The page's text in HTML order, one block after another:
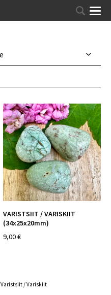
VARISTSIIT / VARISKIIT
(34x25x20mm)
9,00 €
Varistsiit / Variskiit